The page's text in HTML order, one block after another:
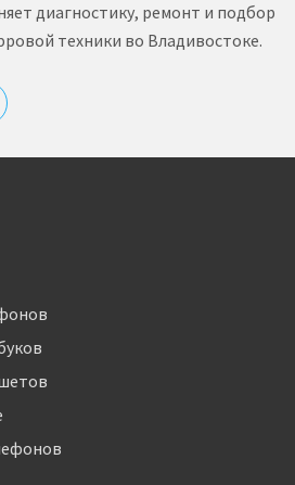
диагностику, ремонт и подбор
техники во Владивостоке.